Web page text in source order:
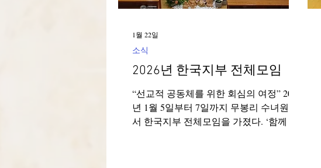
2026년 한국지부 전체모임
“선교적 공동체를 위한 회심의 여정” 2026
년 1월 5일부터 7일까지 무봉리 수녀원에
서 한국지부 전체모임을 가졌다. ‘함께 걷
소식
1월 22일